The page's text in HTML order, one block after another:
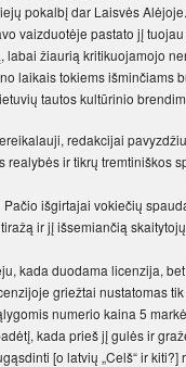
pokalbį dar Laisvės
vaizduotėje pastato jį
žiaurią kritikuojamojo
laikais tokiems
tautos kultūrinio
redakcijai
realybės ir tikrų tremtiniškos
išgirtajai vokiečių
ir jį išsemiančią
kada duodama licenzija,
griežtai nustatomas
numerio kaina 5
kada prieš jį gulės ir
[o latvių „Celš“ ir